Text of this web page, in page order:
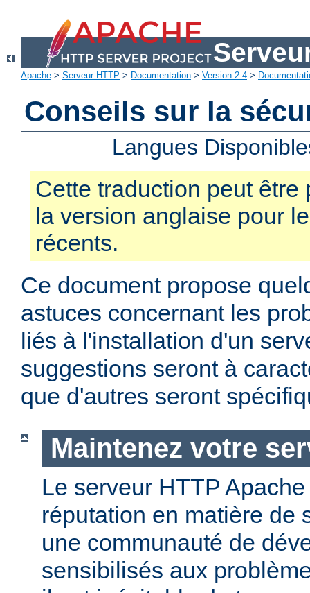
Apache > Serveur HTTP > Documentation > Version 2.4 >
Conseils sur la
Langues
Cette traduction peut être
la version anglaise pour
récents.
Ce document propose
astuces concernant les
liés à l'installation d'un
suggestions seront à
que d'autres seront
Maintenez votre
Le serveur HTTP
réputation en matière de
une communauté de
sensibilisés aux